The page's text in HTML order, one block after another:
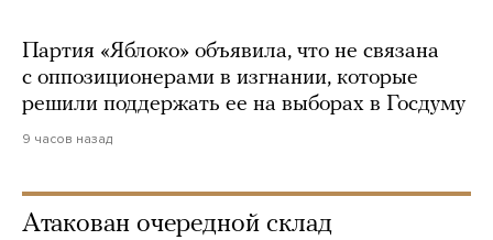
Партия «Яблоко» объявила, что не связана
с оппозиционерами в изгнании, которые
решили поддержать ее на выборах в Госдуму
9 часов назад
Атакован очередной склад